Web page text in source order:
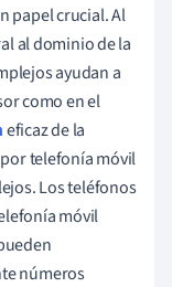
papel crucial. Al
al dominio de la
ayudan a
como en el
eficaz de la
telefonía móvil
Los teléfonos
móvil
números